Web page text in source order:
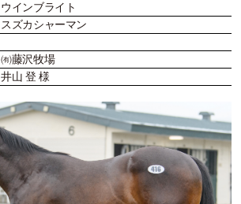
ウインブライト
スズカシャーマン
㈲藤沢牧場
井山 登 様